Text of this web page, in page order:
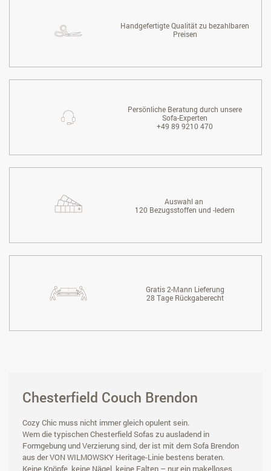
Handgefertigte Qualität zu bezahlbaren
Preisen
Persönliche Beratung durch unsere
Sofa-Experten
+49 89 9210 470
Auswahl an
120 Bezugsstoffen und -ledern
Gratis 2-Mann Lieferung
28 Tage Rückgaberecht
Chesterfield Couch Brendon
Cozy Chic muss nicht immer gleich opulent sein.
Wem die typischen Chesterfield Sofas zu ausladend in
Formgebung und Verzierung sind, der ist mit dem Sofa Brendon
aus der VON WILMOWSKY Heritage-Linie bestens beraten.
Keine Knöpfe, keine Nägel, keine Falten – nur ein makelloses